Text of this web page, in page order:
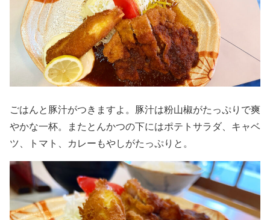
ごはんと豚汁がつきますよ。豚汁は粉山椒がたっぷりで爽
やかな一杯。またとんかつの下にはポテトサラダ、キャベ
ツ、トマト、カレーもやしがたっぷりと。